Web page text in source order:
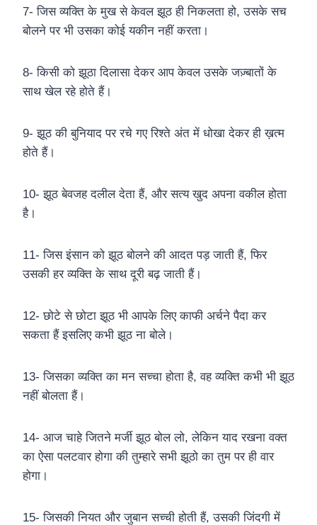
7- जिस व्यक्ति के मुख से केवल झूठ ही निकलता हो, उसके सच
बोलने पर भी उसका कोई यकीन नहीं करता।
8- किसी को झूठा दिलासा देकर आप केवल उसके जज़्बातों के
साथ खेल रहे होते हैं।
9- झूठ की बुनियाद पर रचे गए रिश्ते अंत में धोखा देकर ही ख़त्म
होते हैं।
10- झूठ बेवजह दलील देता हैं, और सत्य खुद अपना वकील होता
है।
11- जिस इंसान को झूठ बोलने की आदत पड़ जाती हैं, फिर
उसकी हर व्यक्ति के साथ दूरी बढ़ जाती हैं।
12- छोटे से छोटा झूठ भी आपके लिए काफी अर्चने पैदा कर
सकता हैं इसलिए कभी झूठ ना बोले।
13- जिसका व्यक्ति का मन सच्चा होता है, वह व्यक्ति कभी भी झूठ
नहीं बोलता हैं।
14- आज चाहे जितने मर्जी झूठ बोल लो, लेकिन याद रखना वक्त
का ऐसा पलटवार होगा की तुम्हारे सभी झूठो का तुम पर ही वार
होगा।
15- जिसकी नियत और जुबान सच्ची होती हैं, उसकी जिंदगी में